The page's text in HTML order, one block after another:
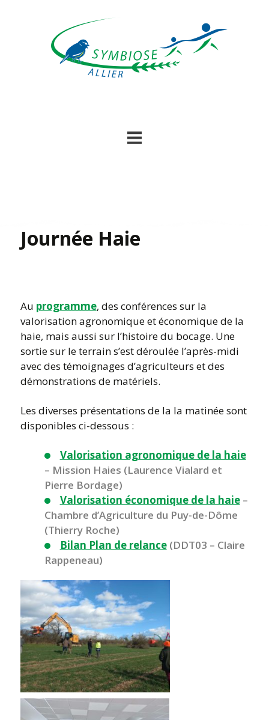
Skip
Journée Haie
Au programme, des conférences sur la
valorisation agronomique et économique de la
haie, mais aussi sur l’histoire du bocage. Une
sortie sur le terrain s’est déroulée l’après-midi
avec des témoignages d’agriculteurs et des
démonstrations de matériels.
Les diverses présentations de la la matinée sont
disponibles ci-dessous :
Valorisation agronomique de la haie
– Mission Haies (Laurence Vialard et
Pierre Bordage)
Valorisation économique de la haie–
Chambre d’Agriculture du Puy-de-Dôme
(Thierry Roche)
Bilan Plan de relance(DDT03 – Claire
Rappeneau)